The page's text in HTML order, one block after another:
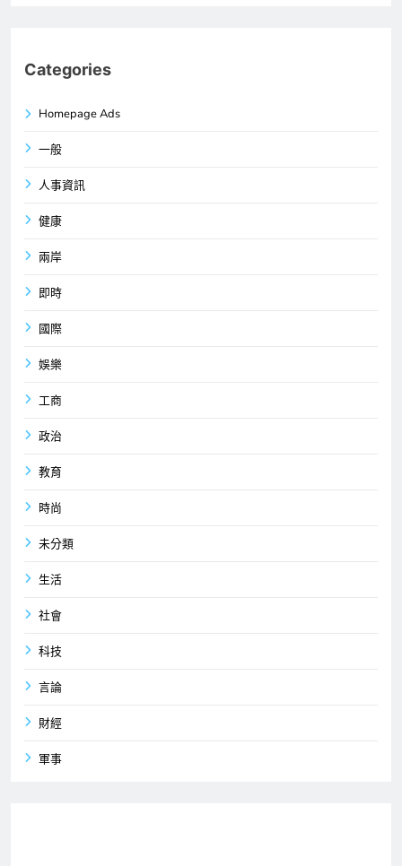
Categories
Homepage Ads
一般
人事資訊
健康
兩岸
即時
國際
娛樂
工商
政治
教育
時尚
未分類
生活
社會
科技
言論
財經
軍事